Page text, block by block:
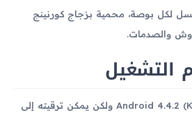
تبلغ حوالي 577 بكسل لكل بوصة، محمية بزجاج كورنينج
التشغيل
التشغيل على نظام Android 4.4.2 (KitKat) ولكن يمكن ترقيته إلى